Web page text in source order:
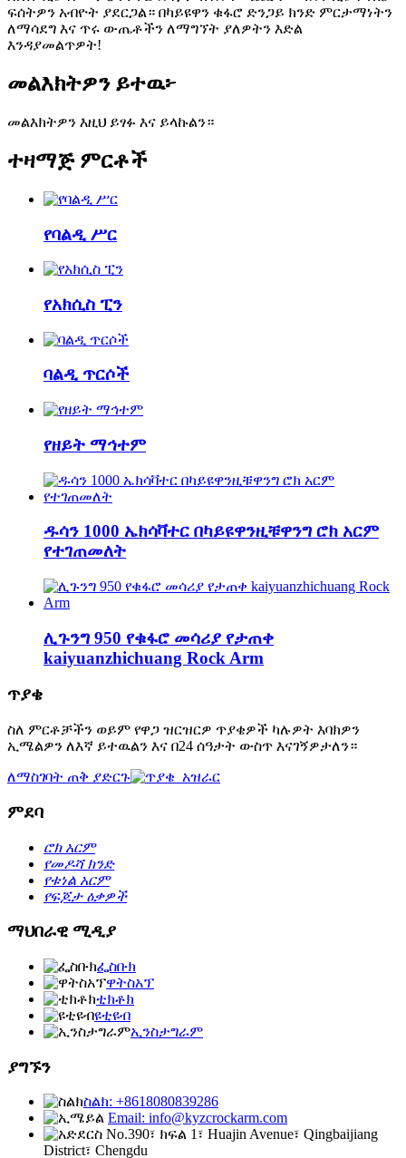
ፍሰትዎን አብዮት ያደርጋል። በካይዩዋን ቁፋሮ ድንጋይ ክንድ ምርታማነትን
ለማሳደግ እና ጥሩ ውጤቶችን ለማግኘት ያለዎትን እድል
እንዳያመልጥዎት!
መልእክትዎን ይተዉ፦
መልእክትዎን እዚህ ይፃፉ እና ይላኩልን።
ተዛማጅ ምርቶች
የባልዲ ሥር
የአክሲስ ፒን
ባልዲ ጥርሶች
የዘይት ማኅተም
ዱሳን 1000 ኤክሳቫተር በካይዩዋንዚቹዋንግ ሮክ አርም
የተገጠመለት
ሊጉንግ 950 የቁፋሮ መሳሪያ የታጠቀ
kaiyuanzhichuang Rock Arm
ጥያቄ
ስለ ምርቶቻችን ወይም የዋጋ ዝርዝርዎ ጥያቄዎች ካሉዎት እባክዎን
ኢሜልዎን ለእኛ ይተዉልን እና በ24 ሰዓታት ውስጥ እናገኝዎታለን።
ለማስገባት ጠቅ ያድርጉ
ምደባ
ሮክ አርም
የመዶሻ ክንድ
የቱነል አርም
የፍጆታ ዕቃዎች
ማህበራዊ ሚዲያ
ፌስቡክ
ዋትስአፕ
ቲክቶክ
ዩቲዩብ
ኢንስታግራም
ያግኙን
ስልክ: +8618080839286
Email: info@kyzcrockarm.com
No.390፣ ክፍል 1፣ Huajin Avenue፣ Qingbaijiang
District፣ Chengdu